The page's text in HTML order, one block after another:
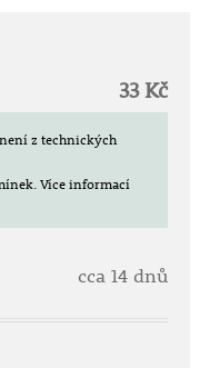
33 Kč
z technických
Více informací
cca 14 dnů